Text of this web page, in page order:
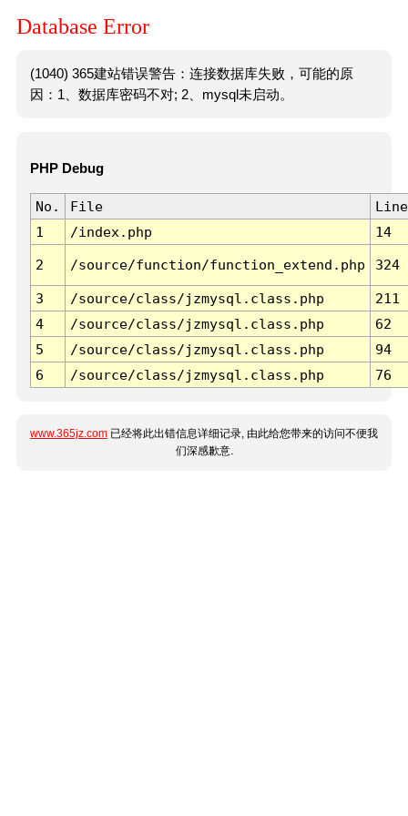
Database Error
(1040) 365建站错误警告：连接数据库失败，可能的原
因：1、数据库密码不对; 2、mysql未启动。
PHP Debug
No. File
Line
1
/index.php 14
2 /source/function/function_extend.php 324
3 /source/class/jzmysql.class.php
211
4
/source/class/jzmysql.class.php
62
5
/source/class/jzmysql.class.php
94
6
/source/class/jzmysql.class.php 76
www.365jz.com 已经将此出错信息详细记录, 由此给您带来的访问不便我
们深感歉意.